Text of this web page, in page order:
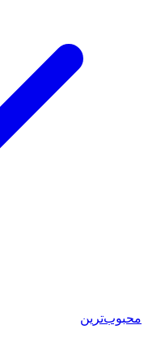
محبوب‌ترین